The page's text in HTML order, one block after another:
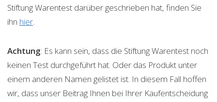
Stiftung Warentest darüber geschrieben hat, finden Sie
ihn hier.
Achtung: Es kann sein, dass die Stiftung Warentest noch
keinen Test durchgeführt hat. Oder das Produkt unter
einem anderen Namen gelistet ist. In diesem Fall hoffen
wir, dass unser Beitrag Ihnen bei Ihrer Kaufentscheidung